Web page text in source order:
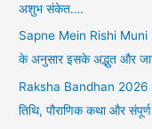
अशुभ संकेत….
Sapne Mein Rishi Muni
के अनुसार इसके अद्भुत और
Raksha Bandhan 2026
तिथि, पौराणिक कथा और